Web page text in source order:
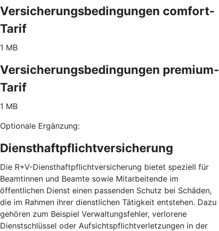
Versicherungsbedingungen comfort-
Tarif
1 MB
Versicherungsbedingungen premium-
Tarif
1 MB
Optionale Ergänzung:
Diensthaftpflichtversicherung
Die R+V-Diensthaftpflichtversicherung bietet speziell für
Beamtinnen und Beamte sowie Mitarbeitende im
öffentlichen Dienst einen passenden Schutz bei Schäden,
die im Rahmen ihrer dienstlichen Tätigkeit entstehen. Dazu
gehören zum Beispiel Verwaltungsfehler, verlorene
Dienstschlüssel oder Aufsichtspflichtverletzungen in der